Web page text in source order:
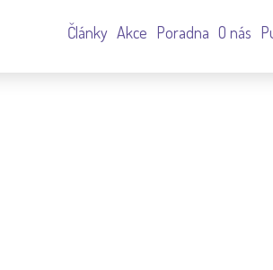
Články Akce Poradna O nás